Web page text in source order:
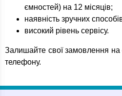
ємностей) на 12 місяців;
наявність зручних
високий рівень сервісу.
Залишайте свої замовлення на
телефону.